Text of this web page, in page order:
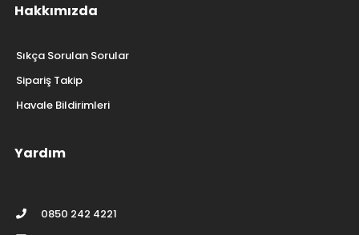
Hakkımızda
Sıkça Sorulan Sorular
Sipariş Takip
Havale Bildirimleri
Yardım
0850 242 4221